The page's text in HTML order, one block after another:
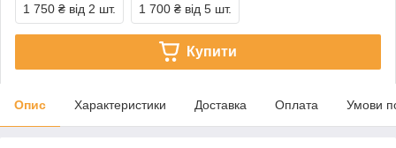
1 750 ₴ від 2 шт. 1 700 ₴ від 5 шт.
Купити
Опис Характеристики Доставка Оплата Умови